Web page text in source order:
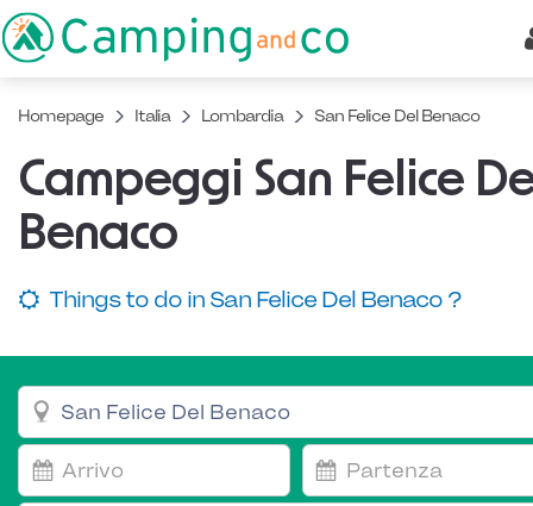
Homepage Italia Lombardia San Felice Del Benaco
Campeggi San Felice
Benaco
Things to do in San Felice Del Benaco ?